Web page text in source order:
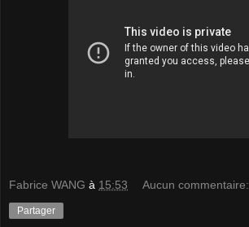
Fabrice WANG à 15:53 Aucun commentaire:
Partager